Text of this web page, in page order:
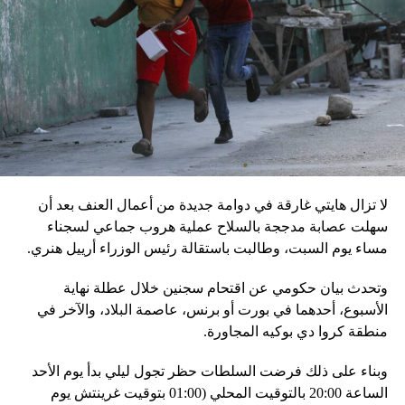
بالمخادع، مؤكدةً أن روسيا ستبقى غارقة في النزاعات طالما أنه
في السلطة.
إقليميّاً، أعلن الجيش البيلاروسي أنّه بدأ مناورة للتحقّق من درجة
استعداد قاذفات الأسلحة النووية التكتيكية، في حين أوضح أمين
مجلس الأمن البيلاروسي ألكسندر فولفوفيتش أنّ هذه المناورة
مرتبطة بإعلان موسكو عن مناورات نووية وستكون «متزامنة»
مع التدريبات الروسية، لافتاً إلى أنّ مناورة مينسك ستشمل على
في السياق، أشار رئيس أركان القوات المسلّحة البيلاروسية
الجنرال فيكتور غوليفيتش إلى أنّه «في إطار هذا الحدث، تمّت
احتياطي»، لافتاً إلى أنّه «فور إنجاز عملية الانتشار هذه،
سنستعرض المسائل المتعلّقة بالاستعدادات لاستخدام الأسلحة
النووية غير الاستراتيجية».
وفي أوكرانيا، فكّكت أجهزة الأمن شبكة من العملاء التابعين
لجهاز الأمن الفدرالي الروسي «كانوا يعدّون لاغتيال الرئيس
لا تزال هايتي غارقة في دوامة جديدة من أعمال العنف بعد أن
سهلت عصابة مدججة بالسلاح عملية هروب جماعي لسجناء
مساء يوم السبت، وطالبت باستقالة رئيس الوزراء أرييل هنري.
وتحدث بيان حكومي عن اقتحام سجنين خلال عطلة نهاية
الأسبوع، أحدهما في بورت أو برنس، عاصمة البلاد، والآخر في
منطقة كروا دي بوكيه المجاورة.
وبناء على ذلك فرضت السلطات حظر تجول ليلي بدأ يوم الأحد
الساعة 20:00 بالتوقيت المحلي (01:00 بتوقيت غرينتش يوم